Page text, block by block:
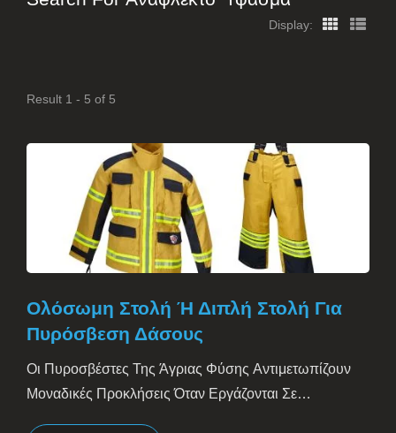
Display:
Result 1 - 5 of 5
Ολόσωμη Στολή Ή Διπλή Στολή Για
Πυρόσβεση Δάσους
Οι Πυροσβέστες Της Άγριας Φύσης Αντιμετωπίζουν
Μοναδικές Προκλήσεις Όταν Εργάζονται Σε